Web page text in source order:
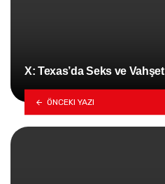
X: Texas’da Seks ve Vahşet
ÖNCEKI YAZI